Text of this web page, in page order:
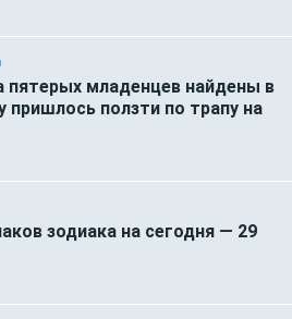
пятерых младенцев найдены в
пришлось ползти по трапу на
зодиака на сегодня — 29